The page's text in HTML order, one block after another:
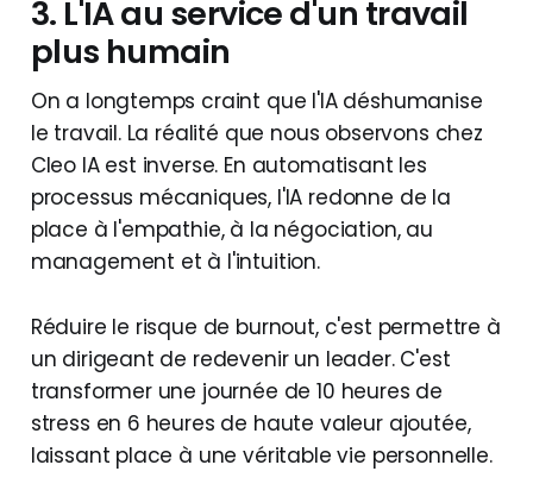
3. L'IA au service d'un travail
plus humain
On a longtemps craint que l'IA déshumanise
le travail. La réalité que nous observons chez
Cleo IA est inverse. En automatisant les
processus mécaniques, l'IA redonne de la
place à l'empathie, à la négociation, au
management et à l'intuition.
Réduire le risque de burnout, c'est permettre à
un dirigeant de redevenir un leader. C'est
transformer une journée de 10 heures de
stress en 6 heures de haute valeur ajoutée,
laissant place à une véritable vie personnelle.